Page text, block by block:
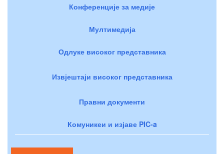
Конференције за медије
Мултимедија
Одлуке високог представника
Извјештаји високог представника
Правни документи
Комуникеи и изјаве PIC-a